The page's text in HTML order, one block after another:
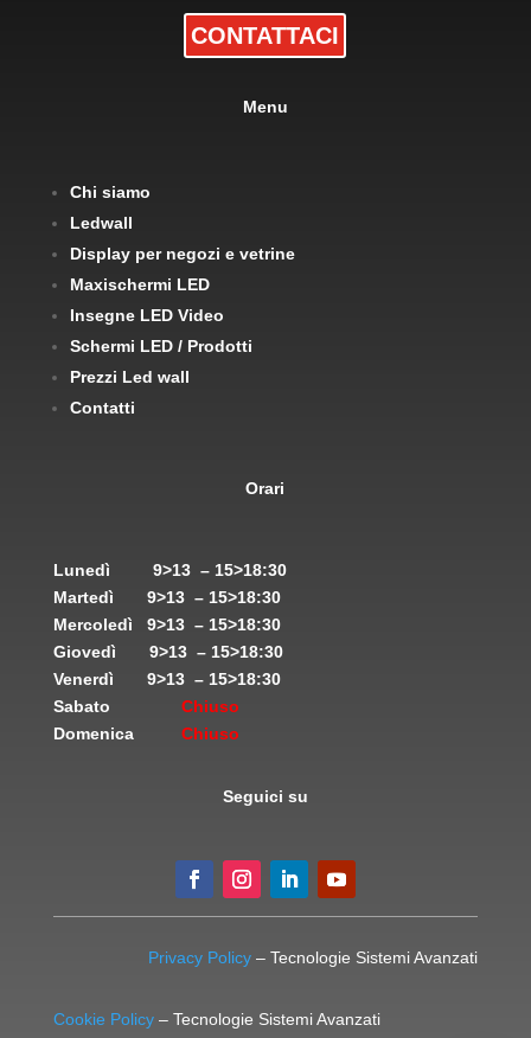
CONTATTACI
Menu
Chi siamo
Ledwall
Display per negozi e vetrine
Maxischermi LED
Insegne LED Video
Schermi LED / Prodotti
Prezzi Led wall
Contatti
Orari
Lunedì 9>13 – 15>18:30
Martedì 9>13 – 15>18:30
Mercoledì 9>13 – 15>18:30
Giovedì 9>13 – 15>18:30
Venerdì 9>13 – 15>18:30
Sabato
Chiuso
Domenica
Chiuso
Seguici su
Privacy Policy – Tecnologie Sistemi Avanzati
Cookie Policy– Tecnologie Sistemi Avanzati